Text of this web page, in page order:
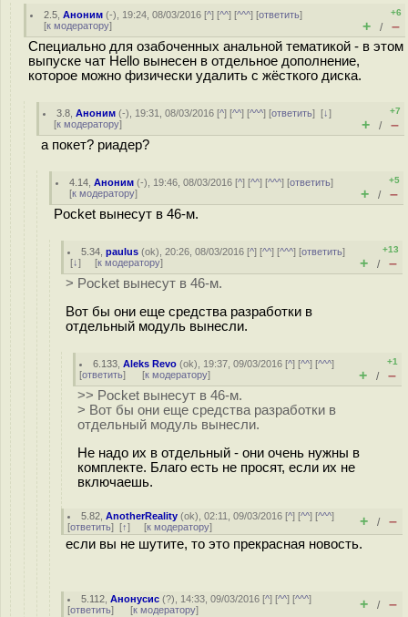
2.5 ,Аноним (-), 19:24, 08/03/2016 [^] [^^] [^^^] [ответить]
[к модератору]
+6
+ / –
Специально для озабоченных анальной тематикой - в этом
выпуске чат Hello вынесен в отдельное дополнение,
которое можно физически удалить с жёсткого диска.
3.8 ,Аноним (-), 19:31, 08/03/2016 [^] [^^] [^^^] [ответить][↓]
[к модератору]
+7
+ / –
а покет? риадер?
4.14 ,Аноним (-), 19:46, 08/03/2016 [^] [^^] [^^^] [ответить]
[к модератору]
+5
+ / –
Pocket вынесут в 46-м.
5.34 ,paulus (ok), 20:26, 08/03/2016 [^] [^^] [^^^] [ответить]
[↓] [к модератору]
+13
+ / –
> Pocket вынесут в 46-м.
Вот бы они еще средства разработки в
отдельный модуль вынесли.
6.133 ,Aleks Revo (ok), 19:37, 09/03/2016 [^] [^^] [^^^]
[ответить] [к модератору]
+1
+ / –
>> Pocket вынесут в 46-м.
> Вот бы они еще средства разработки в
отдельный модуль вынесли.
Не надо их в отдельный - они очень нужны в
комплекте. Благо есть не просят, если их не
включаешь.
5.82 ,AnotherReality (ok), 02:11, 09/03/2016 [^] [^^] [^^^]
[ответить] [↑] [к модератору] + / –
если вы не шутите, то это прекрасная новость.
5.112 ,Анонусис (?), 14:33, 09/03/2016 [^] [^^] [^^^]
[ответить] [к модератору] + / –